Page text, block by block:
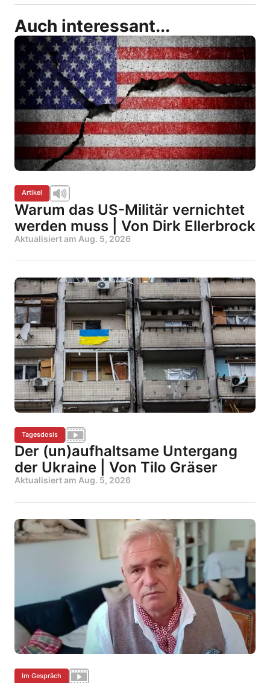
Auch interessant...
Artikel
Warum das US-Militär vernichtet
werden muss | Von Dirk Ellerbrock
Aktualisiert am Aug. 5, 2026
Tagesdosis
Der (un)aufhaltsame Untergang
der Ukraine | Von Tilo Gräser
Aktualisiert am Aug. 5, 2026
Im Gespräch